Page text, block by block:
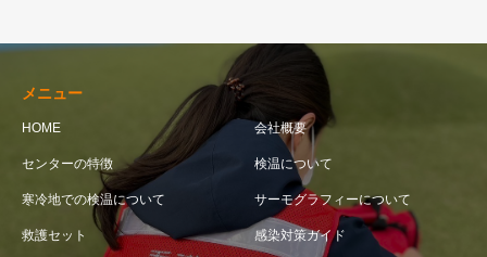
メニュー
HOME 会社概要
センターの特徴 検温について
寒冷地での検温について サーモグラフィーについて
救護セット 感染対策ガイド